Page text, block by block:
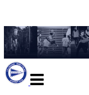
navigasjon